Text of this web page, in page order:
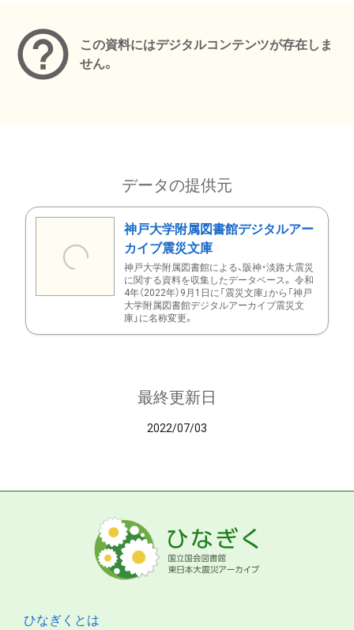
この資料にはデジタルコンテンツが存在しま
せん。
データの提供元
神戸大学附属図書館デジタルアー
カイブ震災文庫
神戸大学附属図書館による、阪神・淡路大震災
に関する資料を収集したデータベース。 令和
4年（2022年）9月1日に「震災文庫」から「神戸
大学附属図書館デジタルアーカイブ震災文
庫」に名称変更。
最終更新日
2022/07/03
ひなぎくとは